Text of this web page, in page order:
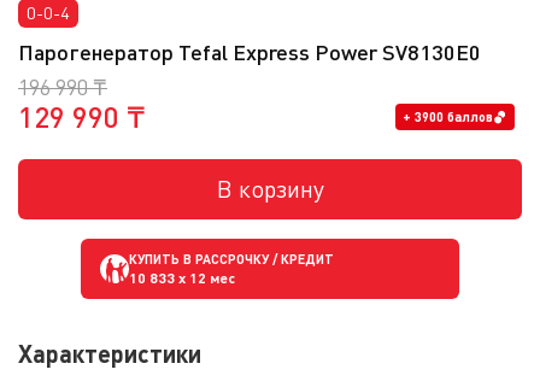
0-0-4
Парогенератор Tefal Express Power SV8130E0
196 990 ₸
129 990 ₸ + 3900 баллов
В корзину
КУПИТЬ В РАССРОЧКУ / КРЕДИТ
10 833 x 12 мес
Характеристики